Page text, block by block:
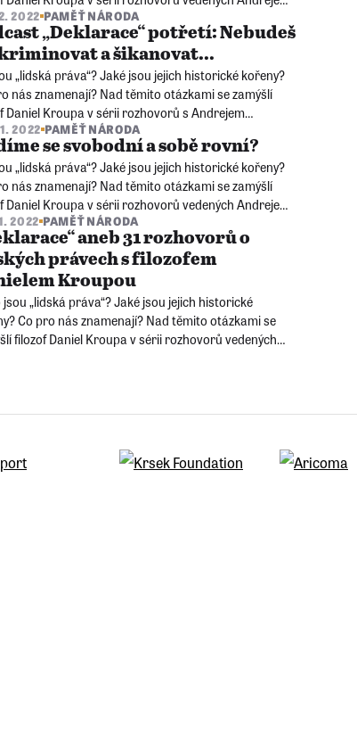
Každý díl podcastu se věnuje jednomu článku
deklarace lidských práv.
2022 PAMĚŤ NÁRODA
„Deklarace“ potřetí: Nebudeš
a šikanovat...
„lidská práva“? Jaké jsou jejich historické kořeny?
nás znamenají? Nad těmito otázkami se zamýšlí
Daniel Kroupa v sérii rozhovorů s Andrejem
Každý díl podcastu se věnuje jednomu článku
deklarace lidských práv.
2022 PAMĚŤ NÁRODA
se svobodní a sobě rovní?
„lidská práva“? Jaké jsou jejich historické kořeny?
nás znamenají? Nad těmito otázkami se zamýšlí
Daniel Kroupa v sérii rozhovorů vedených Andrejem
Každý díl podcastu se věnuje jednomu článku
deklarace lidských práv.
2022 PAMĚŤ NÁRODA
aneb 31 rozhovorů o
právech s filozofem
Kroupou
jsou „lidská práva“? Jaké jsou jejich historické
Co pro nás znamenají? Nad těmito otázkami se
filozof Daniel Kroupa v sérii rozhovorů vedených